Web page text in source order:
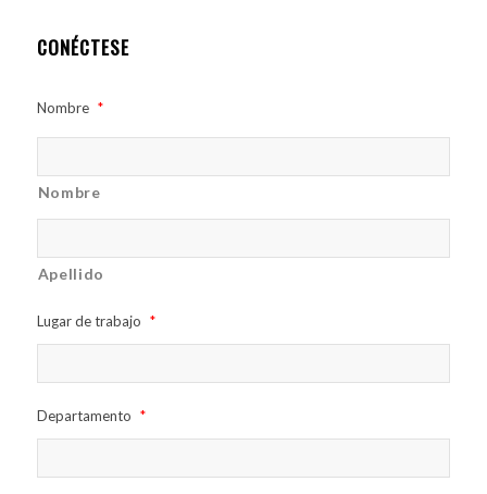
CONÉCTESE
Nombre *
Nombre
Apellido
Lugar de trabajo *
Departamento *